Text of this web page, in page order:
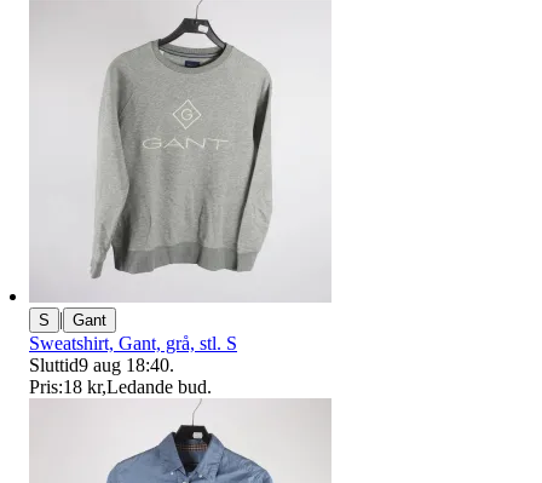
S | Gant
Sweatshirt, Gant, grå, stl. S
Sluttid9 aug 18:40.
Pris:18 kr,Ledande bud.